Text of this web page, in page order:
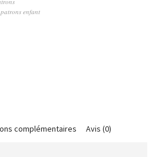
patrons enfant
complémentaires Avis (0)